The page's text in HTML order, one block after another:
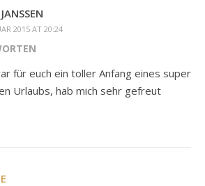
2015 AT 20:24
für euch ein toller Anfang eines super
Urlaubs, hab mich sehr gefreut